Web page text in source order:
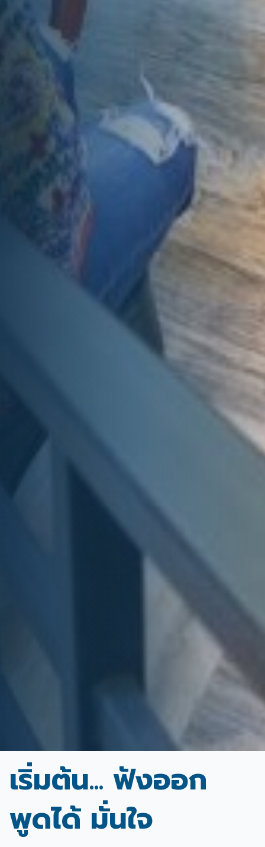
เริ่มต้น... ฟังออก
พูดได้ มั่นใจ